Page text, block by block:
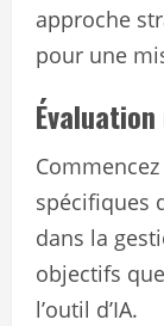
approche
pour une
spécifiques
dans la
objectifs
l’outil d’IA.